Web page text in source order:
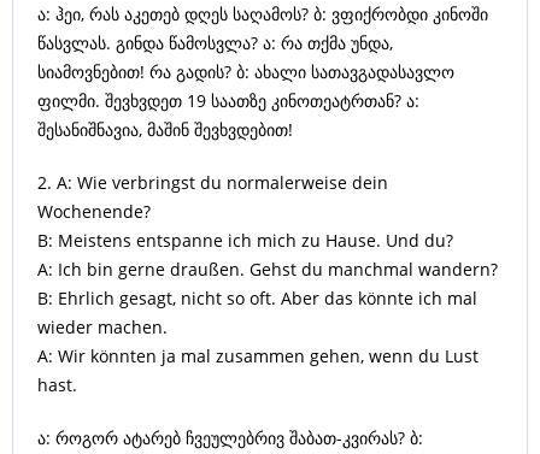
ა: ჰეი, რას აკეთებ დღეს საღამოს? ბ: ვფიქრობდი კინოში
წასვლას. გინდა წამოსვლა? ა: რა თქმა უნდა,
სიამოვნებით! რა გადის? ბ: ახალი სათავგადასავლო
ფილმი. შევხვდეთ 19 საათზე კინოთეატრთან? ა:
შესანიშნავია, მაშინ შევხვდებით!
2. A: Wie verbringst du normalerweise dein
Wochenende?
B: Meistens entspanne ich mich zu Hause. Und du?
A: Ich bin gerne draußen. Gehst du manchmal wandern?
B: Ehrlich gesagt, nicht so oft. Aber das könnte ich mal
wieder machen.
A: Wir könnten ja mal zusammen gehen, wenn du Lust
hast.
ა: როგორ ატარებ ჩვეულებრივ შაბათ-კვირას? ბ: